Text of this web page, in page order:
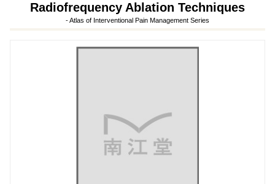
Radiofrequency Ablation Techniques
- Atlas of Interventional Pain Management Series